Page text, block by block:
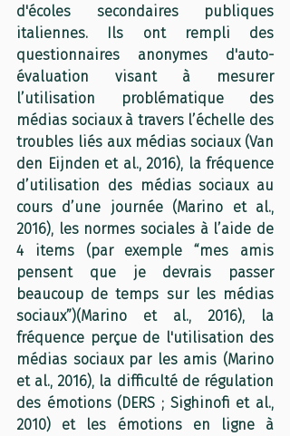
d'écoles secondaires publiques
italiennes. Ils ont rempli des
questionnaires anonymes d'auto-
évaluation visant à mesurer
l’utilisation problématique des
médias sociaux à travers l’échelle des
troubles liés aux médias sociaux (Van
den Eijnden et al., 2016), la fréquence
d’utilisation des médias sociaux au
cours d’une journée (Marino et al.,
2016), les normes sociales à l’aide de
4 items (par exemple “mes amis
pensent que je devrais passer
beaucoup de temps sur les médias
sociaux”)(Marino et al., 2016), la
fréquence perçue de l'utilisation des
médias sociaux par les amis (Marino
et al., 2016), la difficulté de régulation
des émotions (DERS ; Sighinofi et al.,
2010) et les émotions en ligne à